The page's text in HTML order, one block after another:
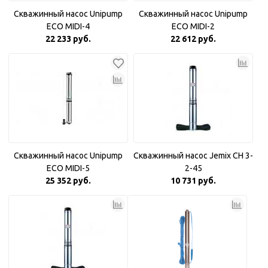
Скважинный насос Unipump
ECO MIDI-4
22 233 руб.
Скважинный насос Unipump
ECO MIDI-2
22 612 руб.
Скважинный насос Unipump
ECO MIDI-5
25 352 руб.
Скважинный насос Jemix CH 3-
2-45
10 731 руб.